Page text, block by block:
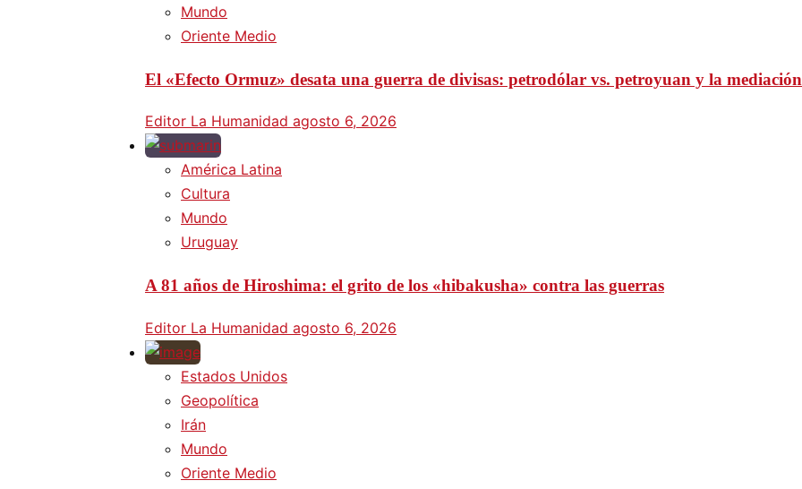
Mundo
Oriente Medio
El «Efecto Ormuz» desata una guerra de divisas: petrodólar vs. petroyuan y la
Editor La Humanidad agosto 6, 2026
América Latina
Cultura
Mundo
Uruguay
A 81 años de Hiroshima: el grito de los «hibakusha» contra las guerras
Editor La Humanidad agosto 6, 2026
Estados Unidos
Geopolítica
Irán
Mundo
Oriente Medio